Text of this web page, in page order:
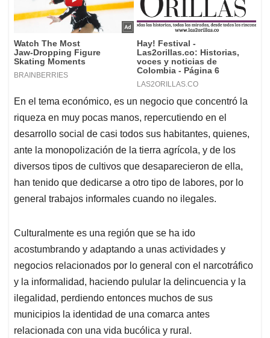
En el tema económico, es un negocio que concentró la
riqueza en muy pocas manos, repercutiendo en el
desarrollo social de casi todos sus habitantes, quienes,
ante la monopolización de la tierra agrícola, y de los
diversos tipos de cultivos que desaparecieron de ella,
han tenido que dedicarse a otro tipo de labores, por lo
general trabajos informales cuando no ilegales.
Culturalmente es una región que se ha ido
acostumbrando y adaptando a unas actividades y
negocios relacionados por lo general con el narcotráfico
y la informalidad, haciendo pulular la delincuencia y la
ilegalidad, perdiendo entonces muchos de sus
municipios la identidad de una comarca antes
relacionada con una vida bucólica y rural.